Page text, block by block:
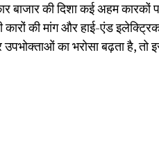
की दिशा कई अहम कारकों
की मांग और हाई-एंड
उपभोक्ताओं का भरोसा बढ़ता है, तो